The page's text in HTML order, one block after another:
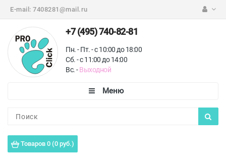
E-mail: 7408281@mail.ru
+7 (495) 740-82-81
Пн. - Пт. - с 10:00 до 18:00
Сб. - с 11:00 до 14:00
Вс. -Выходной
Товаров 0 (0 руб.)
Пороги для пола